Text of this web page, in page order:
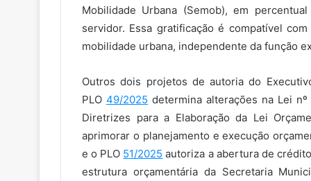
Mobilidade Urbana (Semob), em
servidor. Essa gratificação é compatível
mobilidade urbana, independente da função
Outros dois projetos de autoria do
PLO 49/2025 determina alterações na Lei
Diretrizes para a Elaboração da Lei
aprimorar o planejamento e execução
e o PLO 51/2025 autoriza a abertura de
estrutura orçamentária da Secretaria